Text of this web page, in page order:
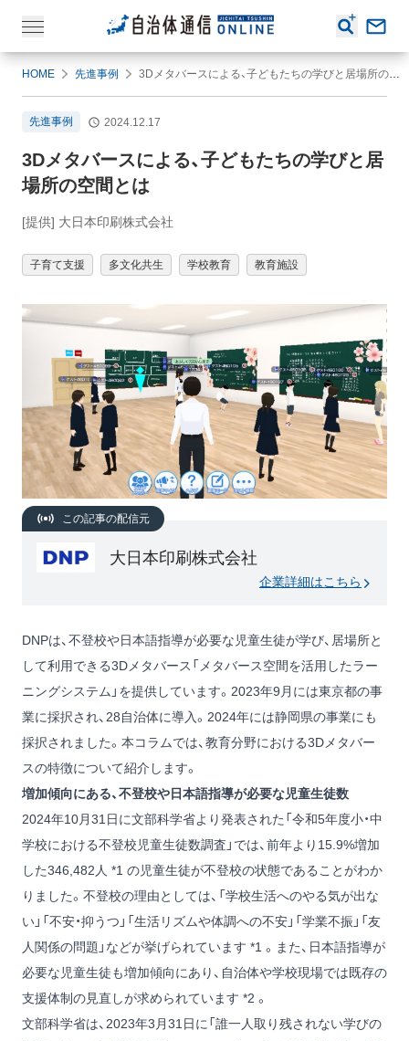
HOME 先進事例 3Dメタバースによる、子どもたちの学びと居場所の空間とは
先進事例 2024.12.17
3Dメタバースによる、子どもたちの学びと居
場所の空間とは
[提供] 大日本印刷株式会社
子育て支援 多文化共生 学校教育 教育施設
この記事の配信元
大日本印刷株式会社
企業詳細はこちら
DNPは、不登校や日本語指導が必要な児童生徒が学び、居場所と
して利用できる3Dメタバース「メタバース空間を活用したラー
ニングシステム」を提供しています。2023年9月には東京都の事
業に採択され、28自治体に導入。2024年には静岡県の事業にも
採択されました。本コラムでは、教育分野における3Dメタバー
スの特徴について紹介します。
増加傾向にある、不登校や日本語指導が必要な児童生徒数
2024年10月31日に文部科学省より発表された「令和5年度小・中
学校における不登校児童生徒数調査」では、前年より15.9%増加
した346,482人 *1 の児童生徒が不登校の状態であることがわか
りました。不登校の理由としては、「学校生活へのやる気が出な
い」「不安・抑うつ」「生活リズムや体調への不安」「学業不振」「友
人関係の問題」などが挙げられています *1 。また、日本語指導が
必要な児童生徒も増加傾向にあり、自治体や学校現場では既存の
支援体制の見直しが求められています *2 。
文部科学省は、2023年3月31日に「誰一人取り残されない学びの